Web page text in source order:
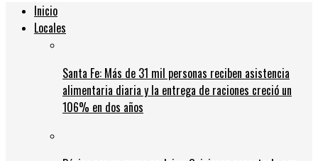
Inicio
Locales
Santa Fe: Más de 31 mil personas reciben asistencia
alimentaria diaria y la entrega de raciones creció un
106% en dos años